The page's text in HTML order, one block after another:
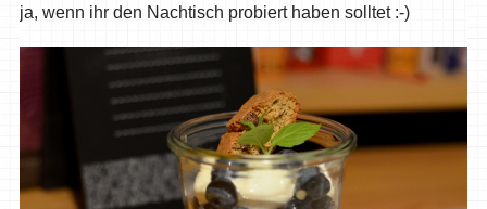
ja, wenn ihr den Nachtisch probiert haben solltet :-)